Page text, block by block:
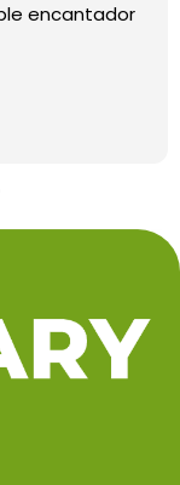
encantador